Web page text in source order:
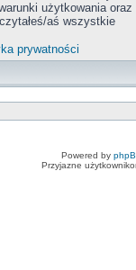
użytkowania oraz
aś wszystkie
prywatności
Powered by
Przyjazne